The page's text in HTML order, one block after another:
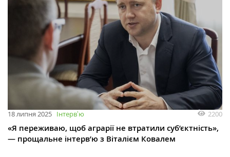
18 липня 2025 Інтервʼю 2200
«Я переживаю, щоб аграрії не втратили суб’єктність»,
— прощальне інтерв’ю з Віталієм Ковалем